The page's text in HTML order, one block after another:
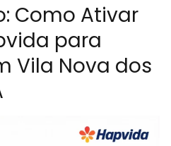
Como Ativar
para
Vila Nova dos